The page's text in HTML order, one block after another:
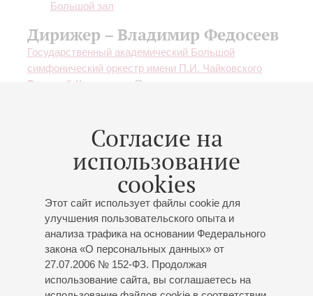
Согласие на
использование
cookies
Этот сайт использует файлы cookie для
улучшения пользовательского опыта и
анализа трафика на основании Федерального
закона «О персональных данных» от
27.07.2006 № 152-ФЗ. Продолжая
использование сайта, вы соглашаетесь на
Большой зал
Дирижер – Владимир Федосеев
Государственный академический Большой
симфонический оркестр имени П.И. Чайковского
Римский-Корсаков
: «Похвала пустыне»,
Глазунов: Симфония № 5
июня,2014 19:00,Вт
Большой зал
Большой симфонический
оркестр им. П. И. Чайковского